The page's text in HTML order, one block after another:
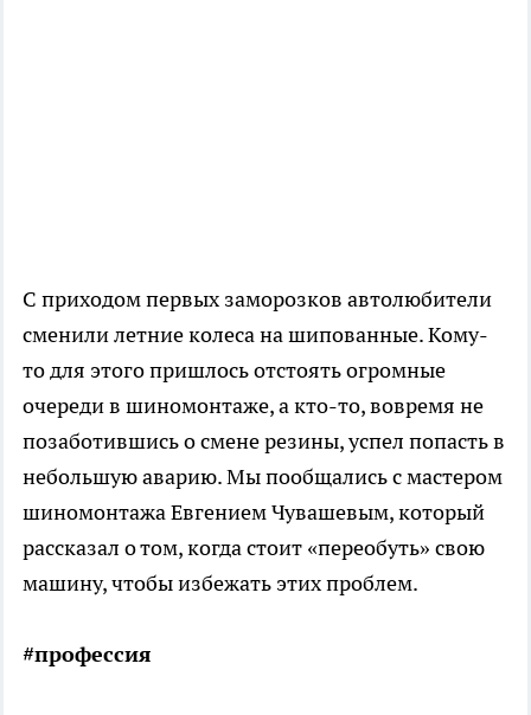
С приходом первых заморозков автолюбители
сменили летние колеса на шипованные. Кому-
то для этого пришлось отстоять огромные
очереди в шиномонтаже, а кто-то, вовремя не
позаботившись о смене резины, успел попасть в
небольшую аварию. Мы пообщались с мастером
шиномонтажа Евгением Чувашевым, который
рассказал о том, когда стоит «переобуть» свою
машину, чтобы избежать этих проблем.
#профессия